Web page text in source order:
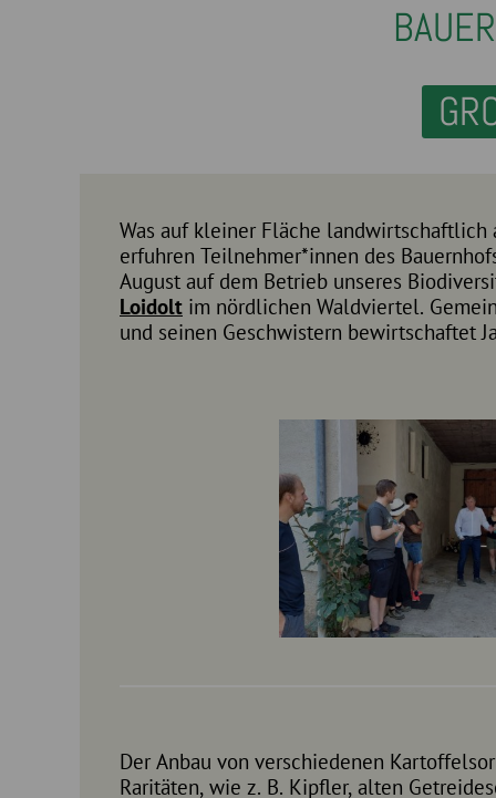
Was auf kleiner Fläche
erfuhren Teilnehmer*innen des
August auf dem Betrieb unseres
Loidolt im nördlichen Waldviertel.
und seinen Geschwistern bewirtschaftet
Anbau, Ernte und Lagerung.
Der Anbau von verschiedenen
Raritäten, wie z. B. Kipfler, alten
damit verbundenen Wetterkapriolen
Sicherheit. Außerdem schafft die